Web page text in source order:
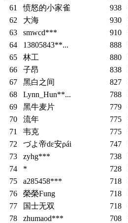
61
愤怒的小家雀 938
62
大海 930
63
smwcd*** 910
64
13805843**... 888
65
林工 880
66
子昂 838
67
黑白之间 827
68
Lynn_Hun**... 788
69
黑牛麦片 779
70
流年 775
71
韦克 775
72
づよ帝dε安ρái 747
73
zyhg*** 738
74
* 728
75
a285458*** 718
76
榮榮Fung 718
77
国士无双 718
78
zhumaod*** 708